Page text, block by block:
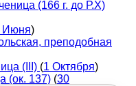
(166 г. до Р.Х)
Июня)
преподобная
(III) (1 Октября)
(ок. 137)(30